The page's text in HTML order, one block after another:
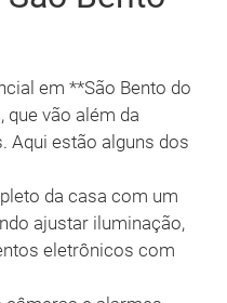
em **São Bento do
vão além da
Aqui estão alguns dos
da casa com um
ajustar iluminação,
eletrônicos com